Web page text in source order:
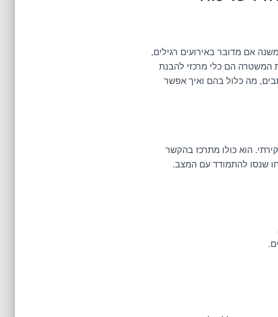
אם מדובר באירועים רגילים,
המשטרה הם כלי מרכזי להבנת
מה כלול בהם ואיך אפשר
הוא כולו מתרכז בהקשר
שנסו להתמודד עם המצב.